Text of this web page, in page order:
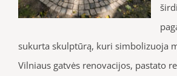
sukurta skulptūrą, kuri simbolizuoja
Vilniaus gatvės renovacijos, pastato